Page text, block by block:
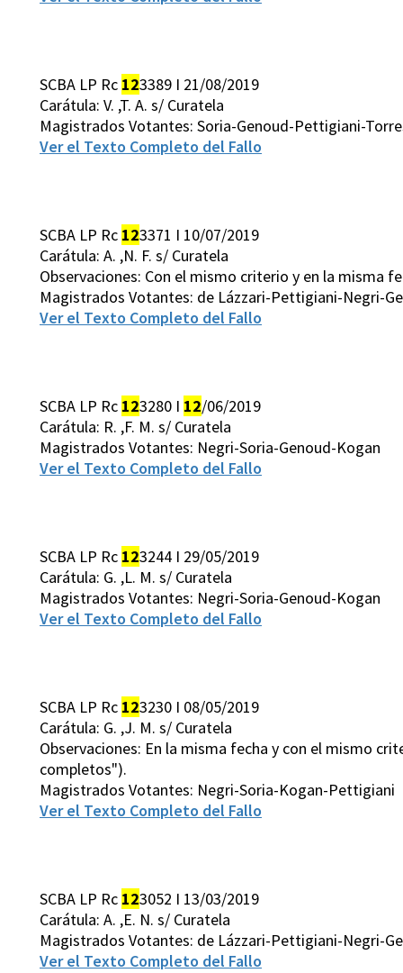
SCBA LP Rc 123389 I 21/08/2019
Carátula: V. ,T. A. s/ Curatela
Magistrados Votantes: Soria-Genoud-Pettigiani-
Ver el Texto Completo del Fallo
SCBA LP Rc 123371 I 10/07/2019
Carátula: A. ,N. F. s/ Curatela
Observaciones: Con el mismo criterio y en la misma
Magistrados Votantes: de Lázzari-Pettigiani-Negri-
Ver el Texto Completo del Fallo
SCBA LP Rc 123280 I 12/06/2019
Carátula: R. ,F. M. s/ Curatela
Magistrados Votantes: Negri-Soria-Genoud-Kogan
Ver el Texto Completo del Fallo
SCBA LP Rc 123244 I 29/05/2019
Carátula: G. ,L. M. s/ Curatela
Magistrados Votantes: Negri-Soria-Genoud-Kogan
Ver el Texto Completo del Fallo
SCBA LP Rc 123230 I 08/05/2019
Carátula: G. ,J. M. s/ Curatela
Observaciones: En la misma fecha y con el mismo
completos").
Magistrados Votantes: Negri-Soria-Kogan-Pettigiani
Ver el Texto Completo del Fallo
SCBA LP Rc 123052 I 13/03/2019
Carátula: A. ,E. N. s/ Curatela
Magistrados Votantes: de Lázzari-Pettigiani-Negri-
Ver el Texto Completo del Fallo